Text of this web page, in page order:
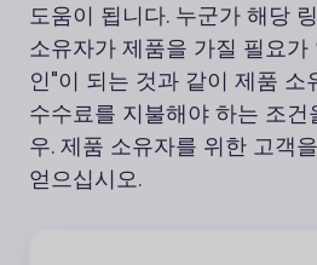
도움이 됩니다. 누군가 해당
소유자가 제품을 가질 필요가
인"이 되는 것과 같이 제품 소
수수료를 지불해야 하는 조
우. 제품 소유자를 위한 고객
얻으십시오.